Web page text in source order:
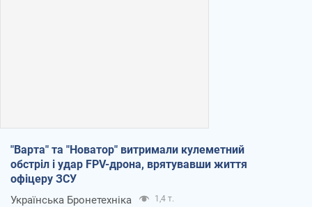
"Варта" та "Новатор" витримали кулеметний
обстріл і удар FPV-дрона, врятувавши життя
офіцеру ЗСУ
Українська Бронетехніка 1,4 т.